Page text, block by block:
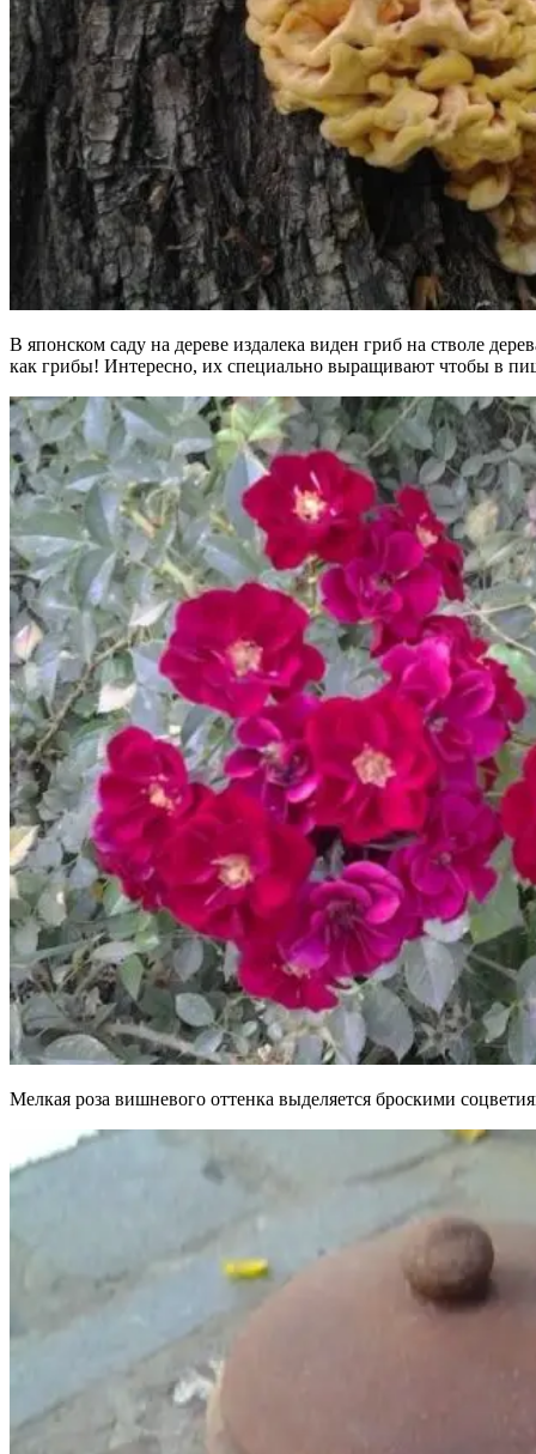
В японском саду на дереве издалека виден гриб на стволе
как грибы! Интересно, их специально выращивают чтобы в
Мелкая роза вишневого оттенка выделяется броскими